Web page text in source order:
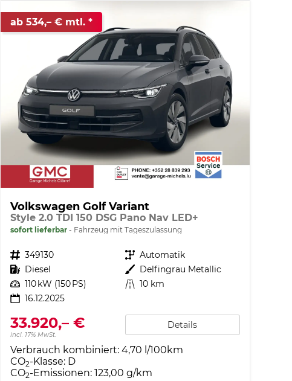
ab 534,– € mtl.
Volkswagen Golf Variant
Style 2.0 TDI 150 DSG Pano Nav LED+
sofort lieferbar Fahrzeug mit Tageszulassung
Fahrzeugnr. 349130 Getriebe Automatik
Kraftstoff Diesel Außenfarbe Delfingrau Metallic
Leistung 110 kW (150 PS) Kilometerstand 10 km
16.12.2025
33.920,– €
incl. 17% MwSt.
Details
Verbrauch kombiniert: 4,70 l/100km
CO2-Klasse: D
CO2-Emissionen: 123,00 g/km